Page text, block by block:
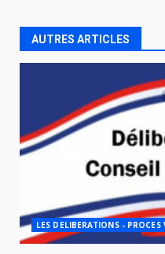
AUTRES ARTICLES
LES DELIBERATIONS - PROCES